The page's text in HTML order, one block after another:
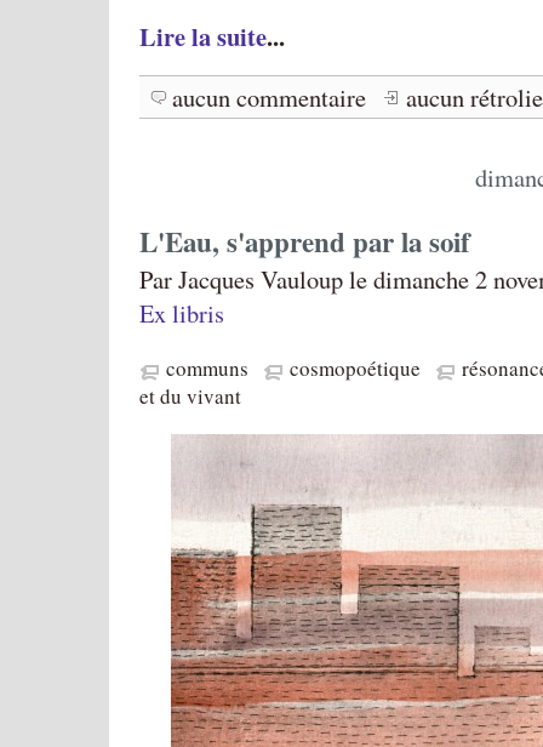
Lire la suite...
aucun commentaire aucun
L'Eau, s'apprend par la soif
Par Jacques Vauloup le dimanche 2
Ex libris
communs cosmopoétique
et du vivant